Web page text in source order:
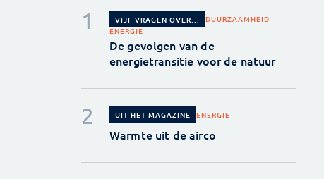
VIJF VRAGEN OVER...
DUURZAAMHEID
ENERGIE
De gevolgen van de
energietransitie voor de natuur
UIT HET MAGAZINE ENERGIE
Warmte uit de airco